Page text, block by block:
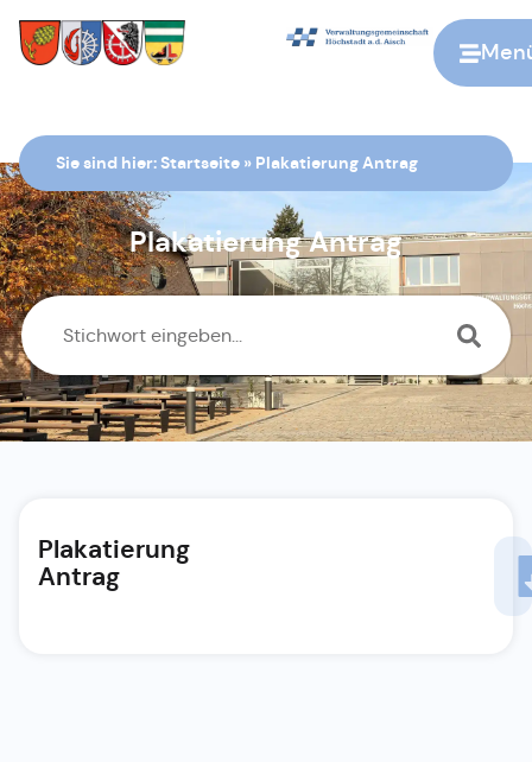
Sie sind hier:Startseite » Plakatierung Antrag
Plakatierung Antrag
Plakatierung
Antrag